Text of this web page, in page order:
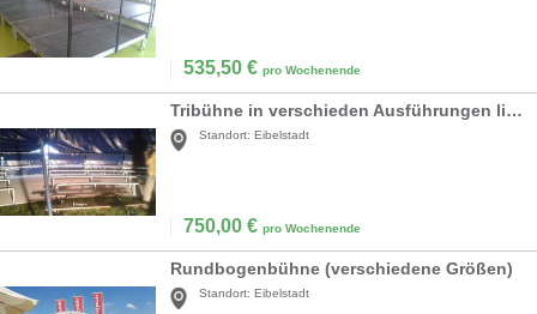
535,50 € pro Wochenende
Tribühne in verschieden Ausführungen lieferbar
Standort: Eibelstadt
750,00 € pro Wochenende
Rundbogenbühne (verschiedene Größen)
Standort: Eibelstadt